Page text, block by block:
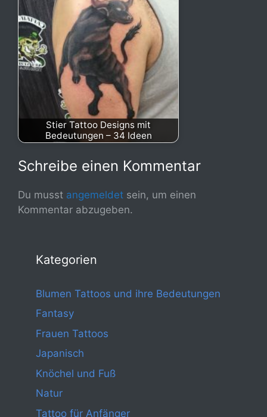
Stier Tattoo Designs mit
Bedeutungen – 34 Ideen
Schreibe einen Kommentar
Du musst angemeldet sein, um einen
Kommentar abzugeben.
Kategorien
Blumen Tattoos und ihre Bedeutungen
Fantasy
Frauen Tattoos
Japanisch
Knöchel und Fuß
Natur
Tattoo für Anfänger